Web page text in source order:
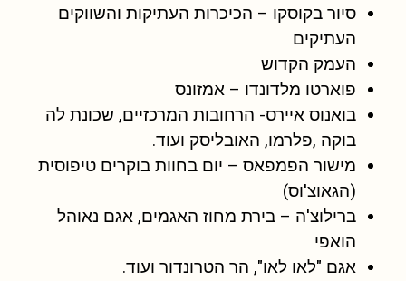
סיור בקוסקו – הכיכרות העתיקות והשווקים
העתיקים
העמק הקדוש
פוארטו מלדונדו – אמזונס
בואנוס איירס- הרחובות המרכזיים, שכונת לה
בוקה ,פלרמו, האובליסק ועוד.
מישור הפמפאס – יום בחוות בוקרים טיפוסית
(הגאוצ'וס)
ברילוצ'ה – בירת מחוז האגמים, אגם נאוהל
הואפי
אגם "לאו לאו", הר הטרונדור ועוד.